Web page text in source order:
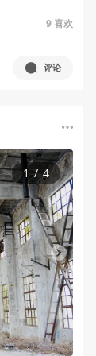
9喜欢
评论
1 / 4